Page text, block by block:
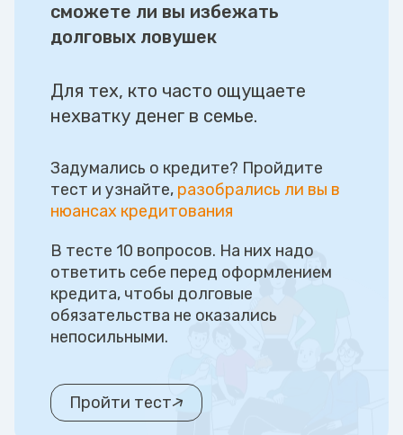
сможете ли вы избежать
долговых ловушек
Для тех, кто часто ощущаете
нехватку денег в семье.
Задумались о кредите? Пройдите
тест и узнайте, разобрались ли вы в
нюансах кредитования
В тесте 10 вопросов. На них надо
ответить себе перед оформлением
кредита, чтобы долговые
обязательства не оказались
непосильными.
Пройти тест